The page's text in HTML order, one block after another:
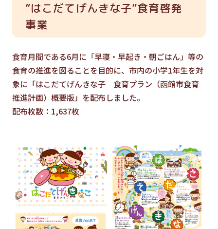
”はこだてげんきな子”食育啓発
事業
食育月間である6月に「早寝・早起き・朝ごはん」等の
食育の推進を図ることを目的に、市内の小学1年生を対
象に「はこだてげんきな子 食育プラン（函館市食育
推進計画）概要版」を配布しました。
配布枚数：1,637枚